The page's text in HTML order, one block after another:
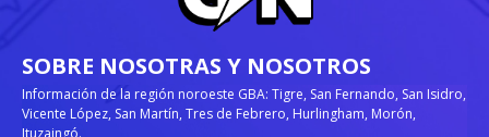
SOBRE NOSOTRAS Y NOSOTROS
Información de la región noroeste GBA: Tigre, San Fernando, San Isidro,
Vicente López, San Martín, Tres de Febrero, Hurlingham, Morón,